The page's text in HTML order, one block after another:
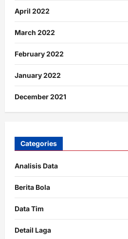
April 2022
March 2022
February 2022
January 2022
December 2021
Categories
Analisis Data
Berita Bola
Data Tim
Detail Laga